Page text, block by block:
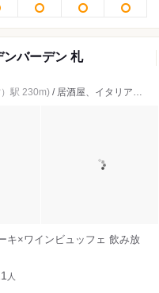
ンバーデン 札
駅 230m) / 居酒屋、イタリアン、ダイニングバー
キ×ワインビュッフェ 飲み放
人